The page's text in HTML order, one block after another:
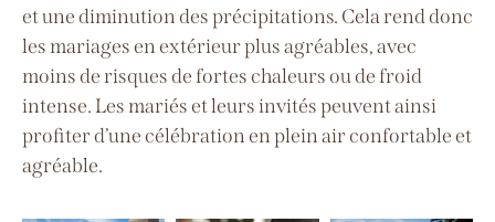
et une diminution des précipitations. Cela rend donc
les mariages en extérieur plus agréables, avec
moins de risques de fortes chaleurs ou de froid
intense. Les mariés et leurs invités peuvent ainsi
profiter d’une célébration en plein air confortable et
agréable.